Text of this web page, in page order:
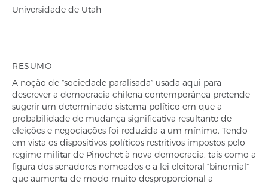
Universidade de Utah
RESUMO
A noção de “sociedade paralisada” usada aqui para
descrever a democracia chilena contemporânea pretende
sugerir um determinado sistema político em que a
probabilidade de mudança significativa resultante de
eleições e negociações foi reduzida a um mínimo. Tendo
em vista os dispositivos políticos restritivos impostos pelo
regime militar de Pinochet à nova democracia, tais como a
figura dos senadores nomeados e a lei eleitoral “binomial”
que aumenta de modo muito desproporcional a